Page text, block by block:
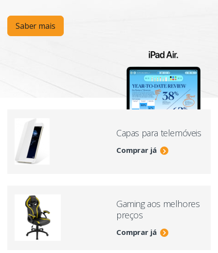
Saber mais
Capas para telemóveis
Comprar já
Gaming aos melhores
preços
Comprar já